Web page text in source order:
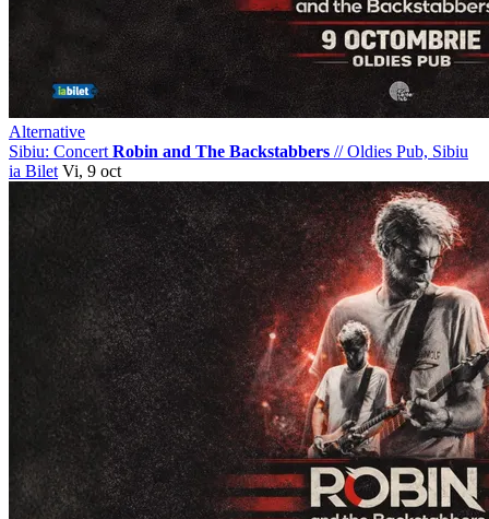
Alternative
Sibiu: Concert Robin and The Backstabbers //Oldies Pub, Sibiu
ia Bilet Vi, 9 oct